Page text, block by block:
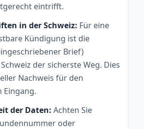
eintrifft.
in der Schweiz: Für eine
Kündigung ist die
Brief)
der sicherste Weg. Dies
Nachweis für den
der Daten: Achten Sie
oder